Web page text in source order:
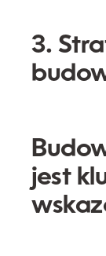
3.
jest